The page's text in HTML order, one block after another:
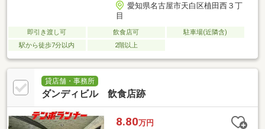
愛知県名古屋市天白区植田西３丁
目
即引き渡し可 飲食店可
駐車場(近隣含)
駅から徒歩7分以内
2階以上
貸店舗・事務所
ダンディビル 飲食店跡
8.80万円